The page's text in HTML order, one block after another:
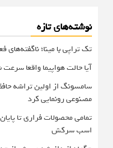
نوشته‌های تازه
تک تراپی با مینا؛
آیا حالت هواپیما واقعا
مصنوعی رونمایی کرد
اسب سرکش